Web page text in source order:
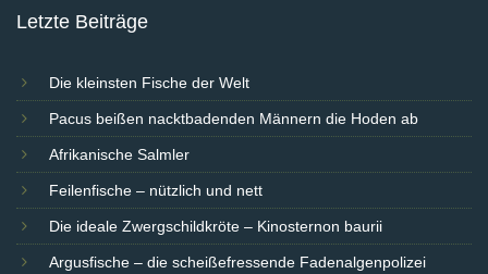
Letzte Beiträge
Die kleinsten Fische der Welt
Pacus beißen nacktbadenden Männern die Hoden ab
Afrikanische Salmler
Feilenfische – nützlich und nett
Die ideale Zwergschildkröte – Kinosternon baurii
Argusfische – die scheißefressende Fadenalgenpolizei